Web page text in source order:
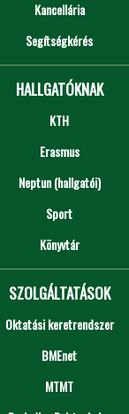
Kancellária
Segítségkérés
HALLGATÓKNAK
KTH
Erasmus
Neptun (hallgatói)
Sport
Könyvtár
SZOLGÁLTATÁSOK
Oktatási keretrendszer
BMEnet
MTMT